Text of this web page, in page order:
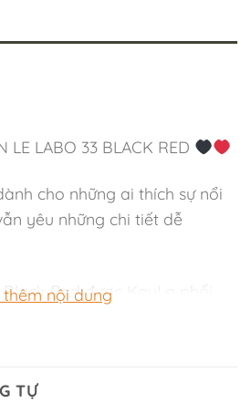
LE LABO 33 BLACK RED
cho những ai thích sự nổi
yêu những chi tiết dễ
Black Red được KayLa phối
vải trang trí, muỗng
thêm nội dung
TỰ